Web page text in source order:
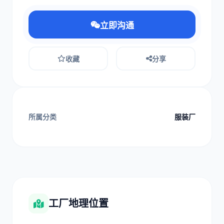
立即沟通
收藏 分享
所属分类 服装厂
工厂地理位置